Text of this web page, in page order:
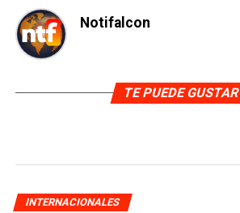
Notifalcon
TE PUEDE GUSTAR
INTERNACIONALES